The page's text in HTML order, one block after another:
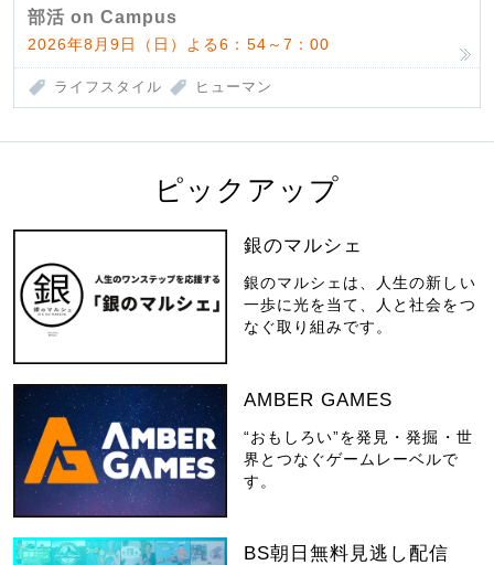
部活 on Campus
2026年8月9日（日）よる6：54～7：00
ライフスタイル ヒューマン
ピックアップ
銀のマルシェ
銀のマルシェは、人生の新しい
一歩に光を当て、人と社会をつ
なぐ取り組みです。
AMBER GAMES
“おもしろい”を発見・発掘・世
界とつなぐゲームレーベルで
す。
BS朝日無料見逃し配信